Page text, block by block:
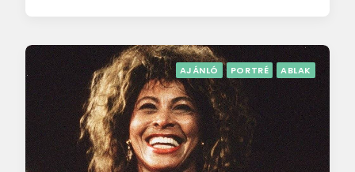
AJÁNLÓ PORTRÉ ABLAK